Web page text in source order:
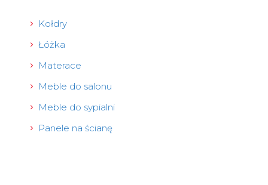
Kołdry
Łóżka
Materace
Meble do salonu
Meble do sypialni
Panele na ścianę